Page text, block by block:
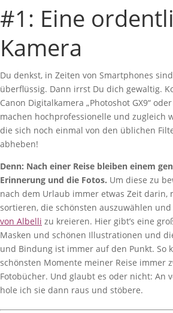
#1: Eine
Kamera
Du denkst, in Zeiten von Smartphones
überflüssig. Dann irrst Du dich gewaltig.
Canon Digitalkamera „Photoshot GX9“
machen hochprofessionelle und zugleich
die sich noch einmal von den üblichen
abheben!
Denn: Nach einer Reise bleiben einem
Erinnerung und die Fotos. Um diese zu
nach dem Urlaub immer etwas Zeit darin,
sortieren, die schönsten auszuwählen
von Albelli zu kreieren. Hier gibt’s eine
Masken und schönen Illustrationen und
und Bindung ist immer auf den Punkt. So
schönsten Momente meiner Reise immer
Fotobücher. Und glaubt es oder nicht: An
hole ich sie dann raus und stöbere.